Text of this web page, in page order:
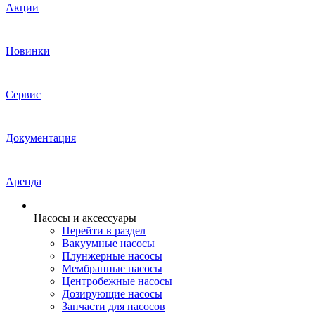
Акции
Новинки
Сервис
Документация
Аренда
Насосы и аксессуары
Перейти в раздел
Вакуумные насосы
Плунжерные насосы
Мембранные насосы
Центробежные насосы
Дозирующие насосы
Запчасти для насосов